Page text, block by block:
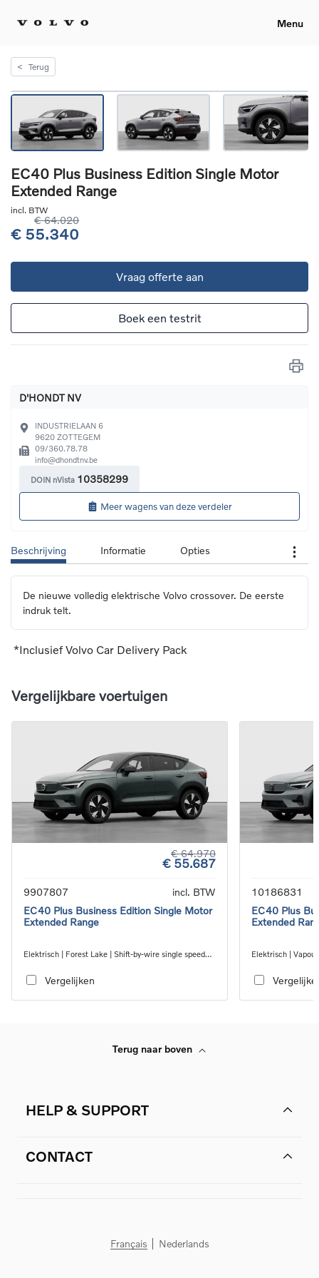
Menu
< Terug
EC40 Plus Business Edition Single Motor
Extended Range
incl. BTW
€ 64.020
€ 55.340
Vraag offerte aan
Boek een testrit
D'HONDT NV
INDUSTRIELAAN 6
9620 ZOTTEGEM
09/360.78.78
info@dhondtnv.be
DOIN nVista 10358299
Meer wagens van deze verdeler
Beschrijving Informatie Opties
De nieuwe volledig elektrische Volvo crossover. De eerste
indruk telt.
*Inclusief Volvo Car Delivery Pack
Vergelijkbare voertuigen
€ 64.970
€ 55.687
9907807
incl. BTW
EC40 Plus Business Edition Single Motor
Extended Range
Elektrisch | Forest Lake | Shift-by-wire single speed
Vergelijken
10186831
EC40 Plus
Extended
Elektrisch |
Terug naar boven
HELP & SUPPORT
CONTACT
Français Nederlands